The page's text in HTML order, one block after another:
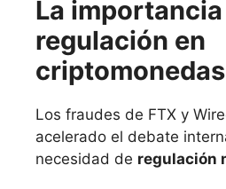
La
regulación en
Los fraudes de FTX y
acelerado el debate
necesidad de regulación